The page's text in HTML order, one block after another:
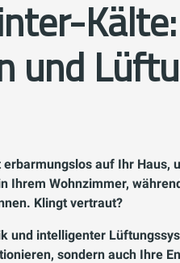
und
auf Ihr Haus,
Ihrem Wohnzimmer,
Klingt vertraut?
und intelligenter
sondern auch Ihre